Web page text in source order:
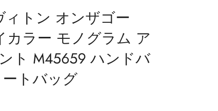
ィトン オンザゴー
カラー モノグラム ア
ト M45659 ハンドバ
トバッグ